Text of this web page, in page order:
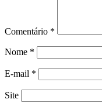
Comentário *
Nome *
E-mail *
Site